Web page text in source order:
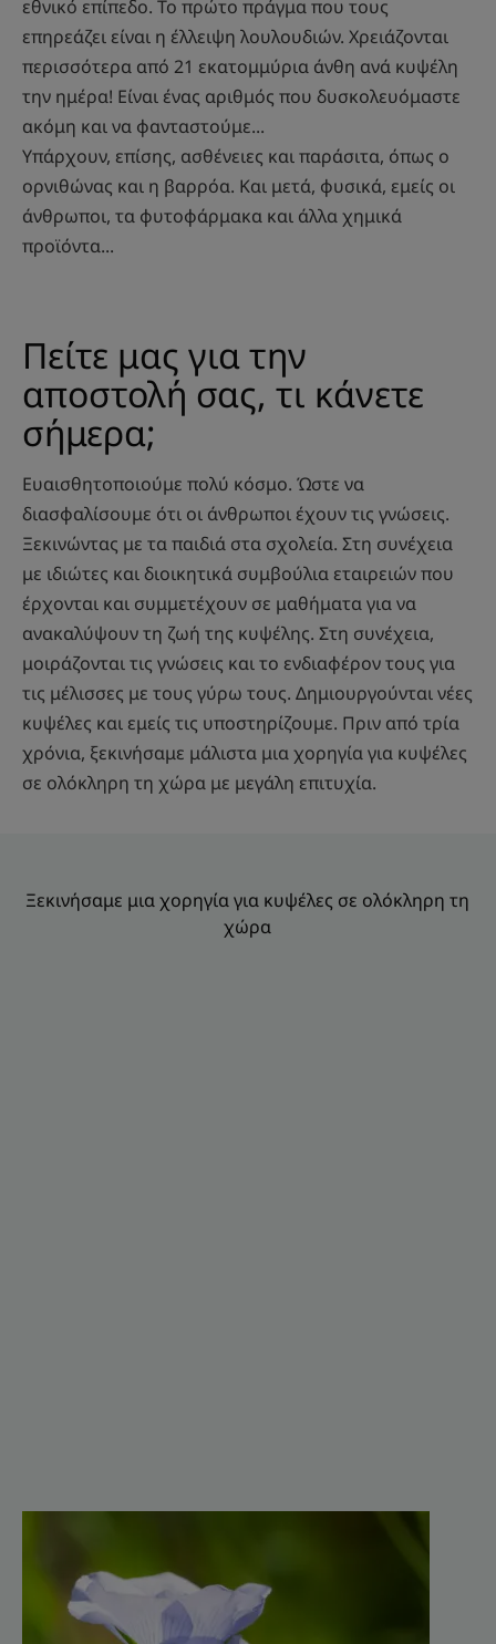
εθνικό επίπεδο. Το πρώτο πράγμα που τους
επηρεάζει είναι η έλλειψη λουλουδιών. Χρειάζονται
περισσότερα από 21 εκατομμύρια άνθη ανά κυψέλη
την ημέρα! Είναι ένας αριθμός που δυσκολευόμαστε
ακόμη και να φανταστούμε...
Υπάρχουν, επίσης, ασθένειες και παράσιτα, όπως ο
ορνιθώνας και η βαρρόα. Και μετά, φυσικά, εμείς οι
άνθρωποι, τα φυτοφάρμακα και άλλα χημικά
προϊόντα...
Πείτε μας για την
αποστολή σας, τι κάνετε
σήμερα;
Ευαισθητοποιούμε πολύ κόσμο. Ώστε να
διασφαλίσουμε ότι οι άνθρωποι έχουν τις γνώσεις.
Ξεκινώντας με τα παιδιά στα σχολεία. Στη συνέχεια
με ιδιώτες και διοικητικά συμβούλια εταιρειών που
έρχονται και συμμετέχουν σε μαθήματα για να
ανακαλύψουν τη ζωή της κυψέλης. Στη συνέχεια,
μοιράζονται τις γνώσεις και το ενδιαφέρον τους για
τις μέλισσες με τους γύρω τους. Δημιουργούνται νέες
κυψέλες και εμείς τις υποστηρίζουμε. Πριν από τρία
χρόνια, ξεκινήσαμε μάλιστα μια χορηγία για κυψέλες
σε ολόκληρη τη χώρα με μεγάλη επιτυχία.
Ξεκινήσαμε μια χορηγία για κυψέλες σε ολόκληρη τη
χώρα